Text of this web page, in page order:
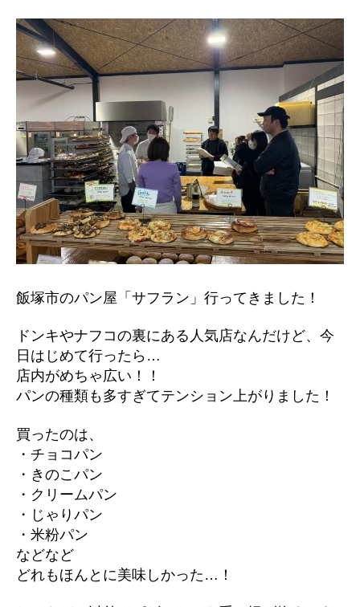
飯塚市のパン屋「サフラン」行ってきました！
ドンキやナフコの裏にある人気店なんだけど、今
日はじめて行ったら…
店内がめちゃ広い！！
パンの種類も多すぎてテンション上がりました！
買ったのは、
・チョコパン
・きのこパン
・クリームパン
・じゃりパン
・米粉パン
などなど
どれもほんとに美味しかった…！